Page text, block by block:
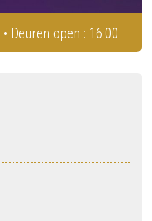
• Deuren open : 16:00